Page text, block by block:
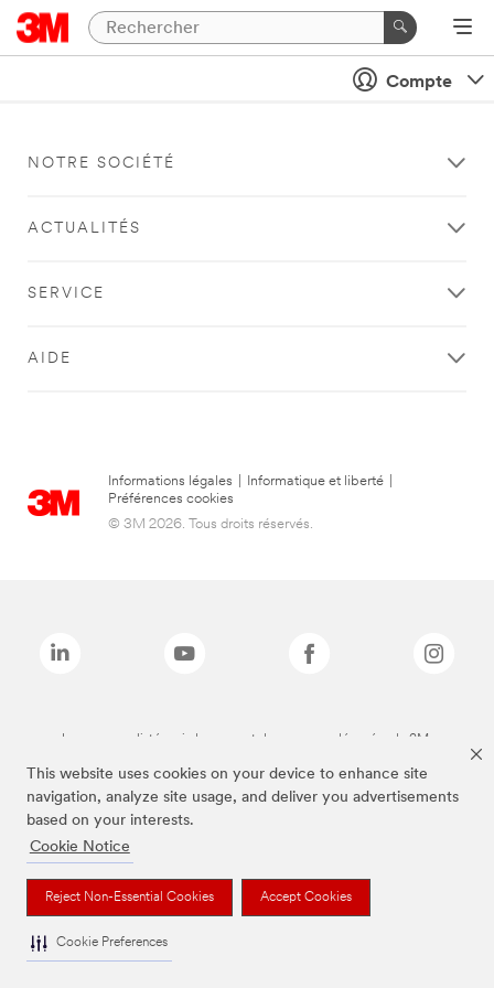
This website uses cookies on your device to enhance site
navigation, analyze site usage, and deliver you advertisements
based on your interests.
Cookie Notice
Reject Non-Essential Cookies Accept Cookies
Cookie Preferences
Compte
NOTRE SOCIÉTÉ
ACTUALITÉS
SERVICE
AIDE
Informations légales Informatique et liberté
Préférences cookies
© 3M 2026. Tous droits réservés.
Les marques listées ci-dessus sont des marques déposées de 3M.